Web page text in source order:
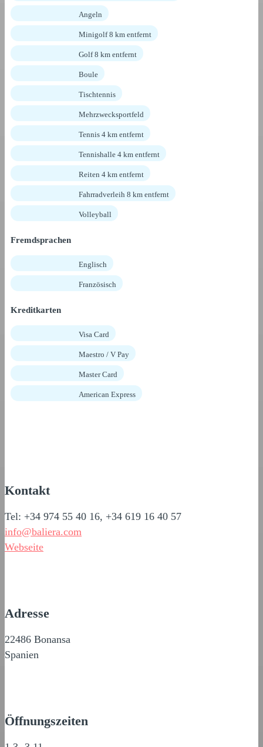
Angeln
Minigolf 8 km entfernt
Golf 8 km entfernt
Boule
Tischtennis
Mehrzwecksportfeld
Tennis 4 km entfernt
Tennishalle 4 km entfernt
Reiten 4 km entfernt
Fahrradverleih 8 km entfernt
Volleyball
Fremdsprachen
Englisch
Französisch
Kreditkarten
Visa Card
Maestro / V Pay
Master Card
American Express
Kontakt
Tel: +34 974 55 40 16, +34 619 16 40 57
info@baliera.com
Webseite
Adresse
22486 Bonansa
Spanien
Öffnungszeiten